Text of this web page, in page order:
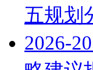
五规划
2026-